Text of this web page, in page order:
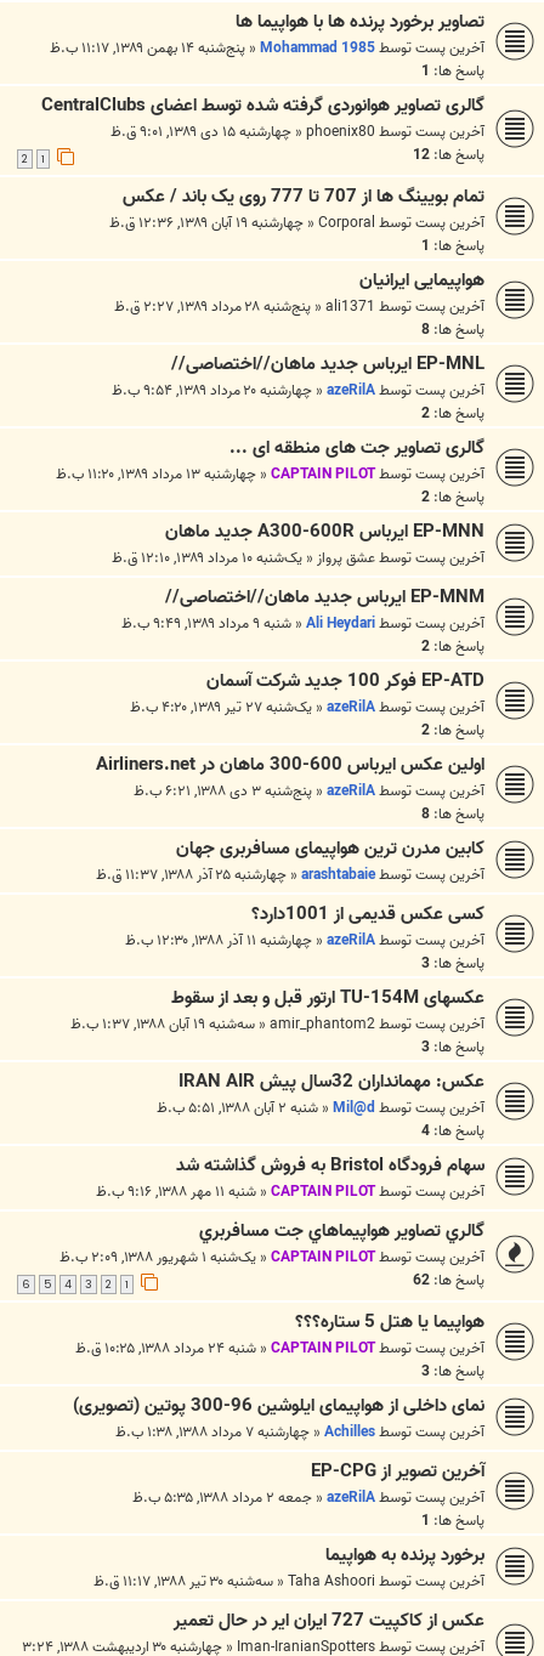
تصاویر برخورد پرنده ها با هواپیما ها
آخرین پست توسطMohammad 1985
« پنج‌شنبه ۱۴ بهمن ۱۳۸۹, ۱۱:۱۷ ب.ظ
پاسخ ها: 1
گالری تصاویر هوانوردی گرفته شده توسط اعضای CentralClubs
آخرین پست توسطphoenix80
« چهارشنبه ۱۵ دی ۱۳۸۹, ۹:۰۱ ق.ظ
پاسخ ها: 12
تمام بویینگ ها از 707 تا 777 روی یک باند / عکس
آخرین پست توسطCorporal
« چهارشنبه ۱۹ آبان ۱۳۸۹, ۱۲:۳۶ ق.ظ
پاسخ ها: 1
هواپیمایی ایرانیان
آخرین پست توسطali1371
« پنج‌شنبه ۲۸ مرداد ۱۳۸۹, ۲:۲۷ ق.ظ
پاسخ ها: 8
EP-MNL ایرباس جدید ماهان//اختصاصی//
آخرین پست توسطazeRilA
« چهارشنبه ۲۰ مرداد ۱۳۸۹, ۹:۵۴ ب.ظ
پاسخ ها: 2
گالری تصاویر جت های منطقه ای ...
آخرین پست توسطCAPTAIN PILOT
« چهارشنبه ۱۳ مرداد ۱۳۸۹, ۱۱:۲۰ ب.ظ
پاسخ ها: 2
EP-MNN ایرباس A300-600R جدید ماهان
آخرین پست توسطعشق پرواز« یک‌شنبه ۱۰ مرداد ۱۳۸۹, ۱۲:۱۰ ق.ظ
EP-MNM ایرباس جدید ماهان//اختصاصی//
آخرین پست توسطAli Heydari
« شنبه ۹ مرداد ۱۳۸۹, ۹:۴۹ ب.ظ
پاسخ ها: 2
EP-ATD فوکر 100 جدید شرکت آسمان
آخرین پست توسطazeRilA
« یک‌شنبه ۲۷ تیر ۱۳۸۹, ۴:۲۰ ب.ظ
پاسخ ها: 2
اولین عکس ایرباس 600-300 ماهان در Airliners.net
آخرین پست توسطazeRilA
« پنج‌شنبه ۳ دی ۱۳۸۸, ۶:۲۱ ب.ظ
پاسخ ها: 8
کابین مدرن ترین هواپیمای مسافربری جهان
آخرین پست توسطarashtabaie
« چهارشنبه ۲۵ آذر ۱۳۸۸, ۱۱:۳۷ ق.ظ
کسی عکس قدیمی از 1001دارد؟
آخرین پست توسطazeRilA
« چهارشنبه ۱۱ آذر ۱۳۸۸, ۱۲:۳۰ ب.ظ
پاسخ ها: 3
عکسهای TU-154M ارتور قبل و بعد از سقوط
آخرین پست توسطamir_phantom2
« سه‌شنبه ۱۹ آبان ۱۳۸۸, ۱:۳۷ ب.ظ
پاسخ ها: 3
عکس: مهمانداران 32سال پیش IRAN AIR
آخرین پست توسطMil@d
« شنبه ۲ آبان ۱۳۸۸, ۵:۵۱ ب.ظ
پاسخ ها: 4
سهام فرودگاه Bristol به فروش گذاشته شد
آخرین پست توسطCAPTAIN PILOT
« شنبه ۱۱ مهر ۱۳۸۸, ۹:۱۶ ب.ظ
گالري تصاوير هواپيماهاي جت مسافربري
آخرین پست توسطCAPTAIN PILOT
« یک‌شنبه ۱ شهریور ۱۳۸۸, ۲:۰۹ ب.ظ
پاسخ ها: 62
3
4
5
6
هواپیما یا هتل 5 ستاره؟؟؟
آخرین پست توسطCAPTAIN PILOT
« شنبه ۲۴ مرداد ۱۳۸۸, ۱۰:۲۵ ق.ظ
پاسخ ها: 3
نمای داخلی از هواپیمای ایلوشین 96-300 پوتین (تصویری)
آخرین پست توسطAchilles
« چهارشنبه ۷ مرداد ۱۳۸۸, ۱:۳۸ ب.ظ
آخرین تصویر از EP-CPG
آخرین پست توسطazeRilA
« جمعه ۲ مرداد ۱۳۸۸, ۵:۳۵ ب.ظ
پاسخ ها: 1
برخورد پرنده به هواپیما
آخرین پست توسطTaha Ashoori
« سه‌شنبه ۳۰ تیر ۱۳۸۸, ۱۱:۱۷ ق.ظ
عکس از کاکپیت 727 ایران ایر در حال تعمیر
آخرین پست توسطIman-IranianSpotters
« چهارشنبه ۳۰ اردیبهشت ۱۳۸۸, ۳:۲۴